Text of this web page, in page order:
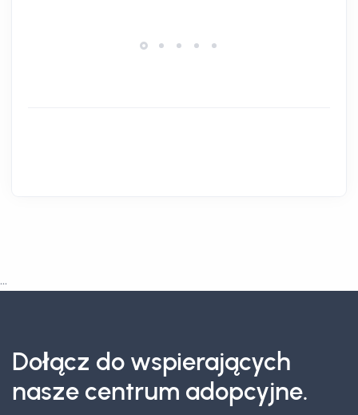
...
Dołącz do wspierających
nasze centrum adopcyjne.